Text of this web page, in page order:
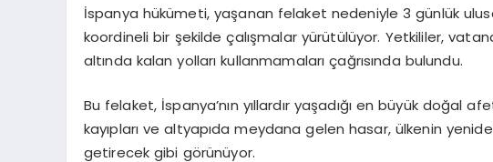
İspanya hükümeti, yaşanan felaket nedeniyle 3 günlük
koordineli bir şekilde çalışmalar yürütülüyor. Yetkililer,
altında kalan yolları kullanmamaları çağrısında bulundu.
Bu felaket, İspanya’nın yıllardır yaşadığı en büyük doğal
kayıpları ve altyapıda meydana gelen hasar, ülkenin
getirecek gibi görünüyor.